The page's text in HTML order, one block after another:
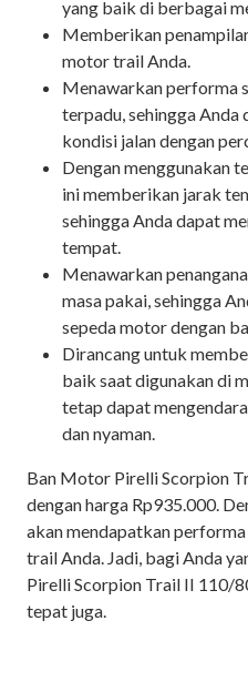
yang baik di berbagai
Memberikan
motor trail Anda.
Menawarkan performa
terpadu, sehingga
kondisi jalan dengan
Dengan menggunakan
ini memberikan jarak
sehingga Anda dapat
tempat.
Menawarkan
masa pakai, sehingga
sepeda motor dengan
Dirancang untuk
baik saat digunakan di
tetap dapat
dan nyaman.
Ban Motor Pirelli Scorpion
dengan harga Rp935.000.
akan mendapatkan
trail Anda. Jadi, bagi Anda
Pirelli Scorpion Trail II 110/
tepat juga.